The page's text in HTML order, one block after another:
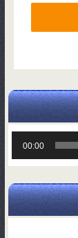
00:00